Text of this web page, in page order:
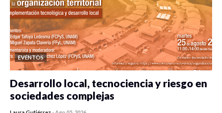
EVENTOS
Desarrollo local, tecnociencia y riesgo en
sociedades complejas